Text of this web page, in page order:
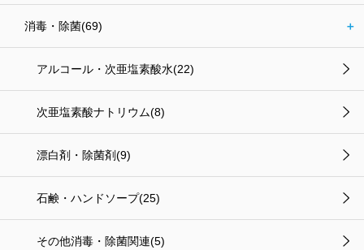
消毒・除菌(69) ＋
アルコール・次亜塩素酸水(22)
次亜塩素酸ナトリウム(8)
漂白剤・除菌剤(9)
石鹸・ハンドソープ(25)
その他消毒・除菌関連(5)